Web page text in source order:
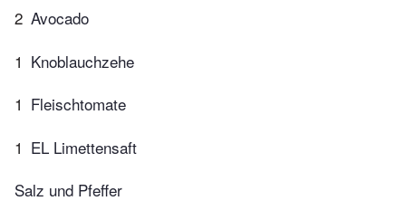
2 Avocado
1 Knoblauchzehe
1 Fleischtomate
1 EL Limettensaft
Salz und Pfeffer